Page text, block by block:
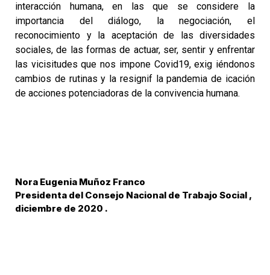
interacción humana, en las que se considere la
importancia del diálogo, la negociación, el
reconocimiento y la aceptación de las diversidades
sociales, de las formas de actuar, ser, sentir y enfrentar
las vicisitudes que nos impone Covid19, exig iéndonos
cambios de rutinas y la resignif la pandemia de icación
de acciones potenciadoras de la convivencia humana.
Nora Eugenia Muñoz Franco
Presidenta del Consejo Nacional de Trabajo Social ,
diciembre de 2020 .